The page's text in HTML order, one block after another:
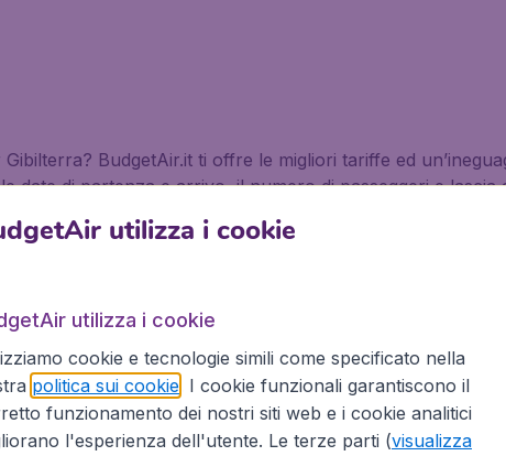
BudgetAir.it ti offre le migliori tariffe ed
date di partenza e arrivo, il numero di passeggeri e
risultati per i voli per Gibilterra, tagliato su misura per le
Gibilterra da tutti i principali aeroporti d’Italia, inclusi
aeree, incluse , EasyJet, Vueling, KLM e Lufthansa.
per affari o per relax
per relax, non importa se da solo, con amici o con la tua
compagnie aeree, incluse le low-cost, per più di 10.000
utilizza i cookie
utilizza i cookie
cookie e tecnologie simili come specificato nella
politica sui cookie. I cookie funzionali garantiscono il
funzionamento dei nostri siti web e i cookie analitici
l'esperienza dell'utente. Le terze parti (visualizza